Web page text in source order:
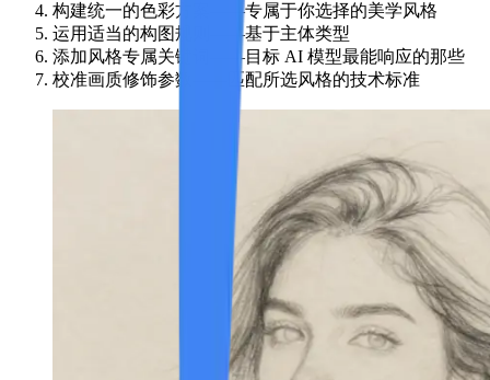
构建统一的色彩方案
——专属于你选择的美学风格
运用适当的构图规则
——基于主体类型
添加风格专属关键词
——目标 AI 模型最能响应的那些
校准画质修饰参数
——匹配所选风格的技术标准